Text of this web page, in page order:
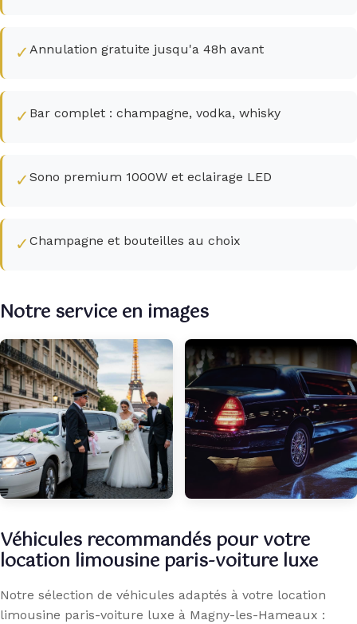
✓ Annulation gratuite jusqu'a 48h avant
✓ Bar complet : champagne, vodka, whisky
✓ Sono premium 1000W et eclairage LED
✓ Champagne et bouteilles au choix
Notre service en images
Véhicules recommandés pour votre
location limousine paris-voiture luxe
Notre sélection de véhicules adaptés à votre location
limousine paris-voiture luxe à Magny-les-Hameaux :